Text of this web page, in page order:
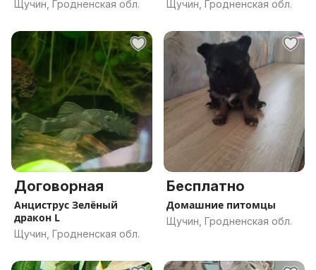
Щучин, Гродненская обл. Щучин, Гродненская обл.
Договорная
Анциструс Зелёный
дракон L
Щучин, Гродненская обл.
Бесплатно
Домашние питомцы
Щучин, Гродненская обл.